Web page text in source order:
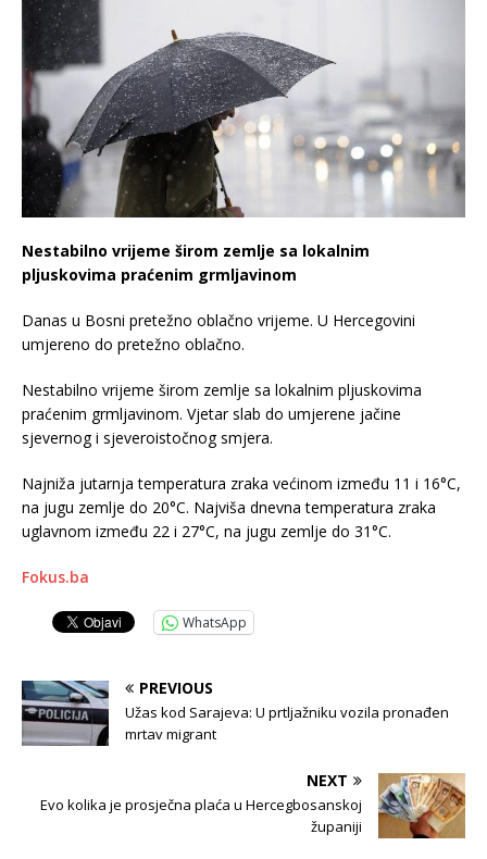
Nestabilno vrijeme širom zemlje sa lokalnim
pljuskovima praćenim grmljavinom
Danas u Bosni pretežno oblačno vrijeme. U Hercegovini
umjereno do pretežno oblačno.
Nestabilno vrijeme širom zemlje sa lokalnim pljuskovima
praćenim grmljavinom. Vjetar slab do umjerene jačine
sjevernog i sjeveroistočnog smjera.
Najniža jutarnja temperatura zraka većinom između 11 i 16°C,
na jugu zemlje do 20°C. Najviša dnevna temperatura zraka
uglavnom između 22 i 27°C, na jugu zemlje do 31°C.
Fokus.ba
WhatsApp
PREVIOUS
Užas kod Sarajeva: U prtljažniku vozila pronađen
mrtav migrant
NEXT
Evo kolika je prosječna plaća u Hercegbosanskoj
županiji